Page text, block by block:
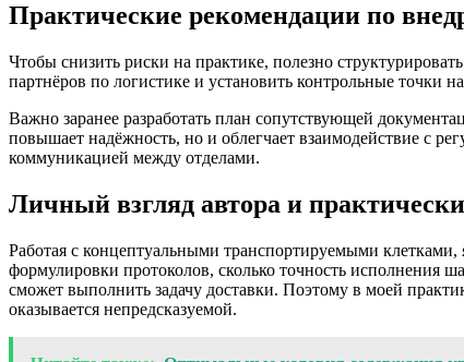
Практические рекомендации по
Чтобы снизить риски на практике, полезно
партнёров по логистике и установить контрольные точки
Важно заранее разработать план сопутствующей
повышает надёжность, но и облегчает взаимодействие с
коммуникацией между отделами.
Личный взгляд автора и
Работая с концептуальными транспортируемыми
формулировки протоколов, сколько точность исполнения
сможет выполнить задачу доставки. Поэтому в моей
оказывается непредсказуемой.